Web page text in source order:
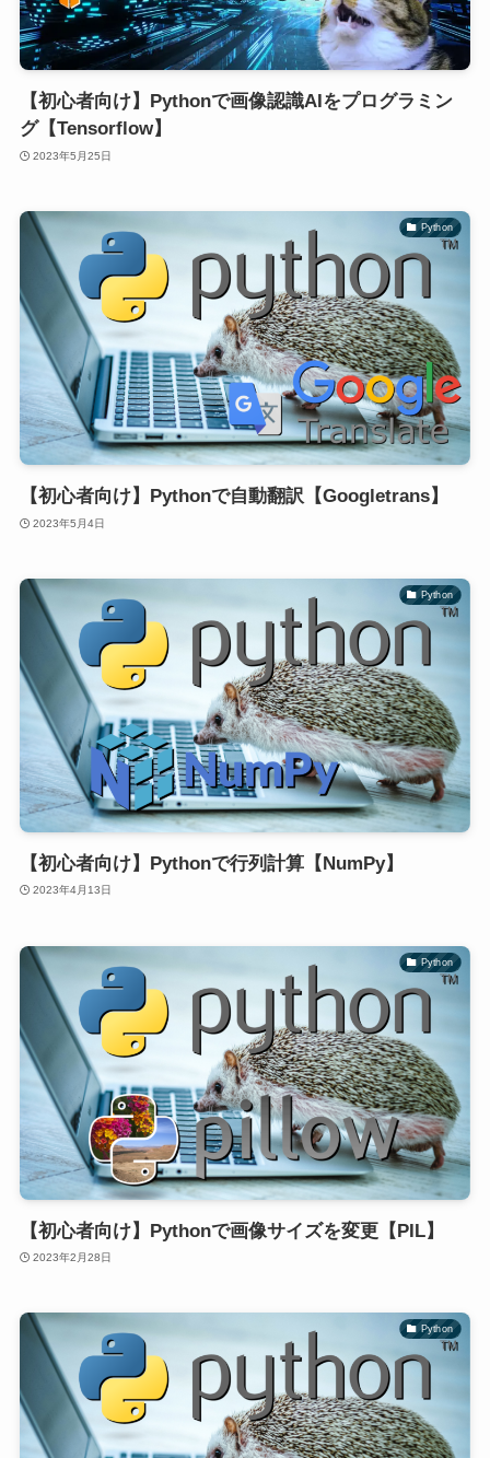
【初心者向け】Pythonで画像認識AIをプログラミン
グ【Tensorflow】
2023年5月25日
Python
【初心者向け】Pythonで自動翻訳【Googletrans】
2023年5月4日
Python
【初心者向け】Pythonで行列計算【NumPy】
2023年4月13日
Python
【初心者向け】Pythonで画像サイズを変更【PIL】
2023年2月28日
Python